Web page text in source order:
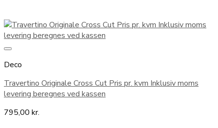
Deco
Travertino Originale Cross Cut Pris pr. kvm Inklusiv moms
levering beregnes ved kassen
795,00 kr.